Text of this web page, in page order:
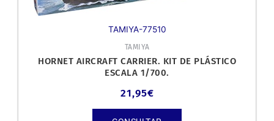
TAMIYA-77510
TAMIYA
HORNET AIRCRAFT CARRIER. KIT DE PLÁSTICO
ESCALA 1/700.
21,95€